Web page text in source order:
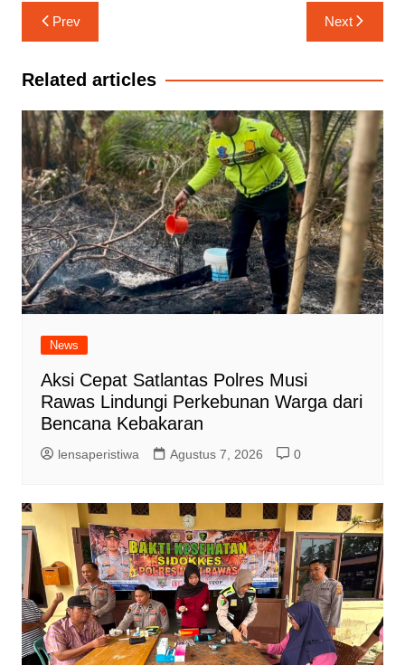
Navigasi
pos
Prev Next
Related articles
News
Aksi Cepat Satlantas Polres Musi
Rawas Lindungi Perkebunan Warga dari
Bencana Kebakaran
lensaperistiwa Agustus 7, 2026 0